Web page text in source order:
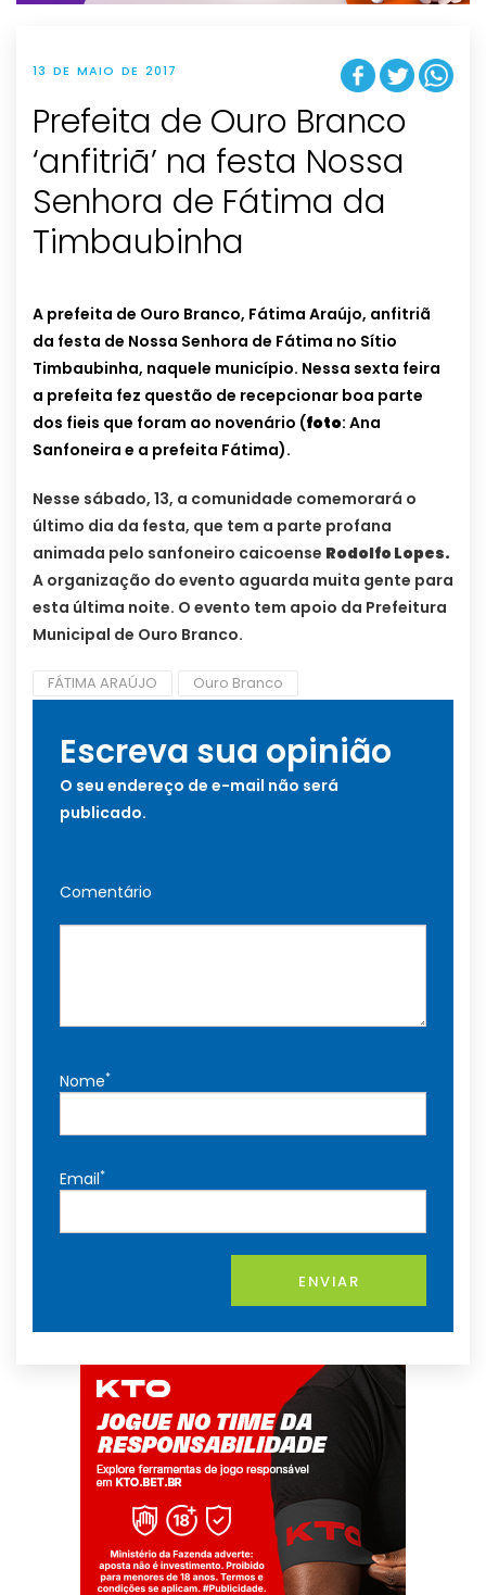
13 DE MAIO DE 2017
Prefeita de Ouro Branco
‘anfitriã’ na festa Nossa
Senhora de Fátima da
Timbaubinha
A prefeita de Ouro Branco, Fátima Araújo, anfitriã
da festa de Nossa Senhora de Fátima no Sítio
Timbaubinha, naquele município. Nessa sexta feira
a prefeita fez questão de recepcionar boa parte
dos fieis que foram ao novenário (foto: Ana
Sanfoneira e a prefeita Fátima).
Nesse sábado, 13, a comunidade comemorará o
último dia da festa, que tem a parte profana
animada pelo sanfoneiro caicoense Rodolfo Lopes.
A organização do evento aguarda muita gente para
esta última noite. O evento tem apoio da Prefeitura
Municipal de Ouro Branco.
FÁTIMA ARAÚJO Ouro Branco
Escreva sua opinião
O seu endereço de e-mail não será
publicado.
Comentário
Nome*
Email*
ENVIAR